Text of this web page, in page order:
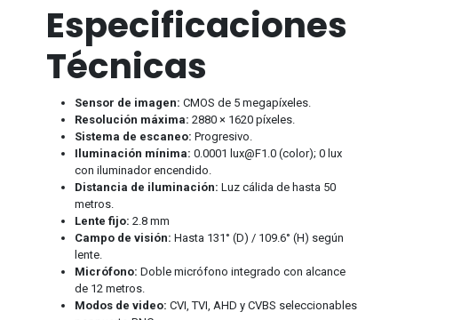
Especificaciones
Técnicas
Sensor de imagen: CMOS de 5 megapíxeles.
Resolución máxima: 2880 × 1620 píxeles.
Sistema de escaneo: Progresivo.
Iluminación mínima: 0.0001 lux@F1.0 (color); 0 lux
con iluminador encendido.
Distancia de iluminación: Luz cálida de hasta 50
metros.
Lente fijo: 2.8 mm
Campo de visión: Hasta 131° (D) / 109.6° (H) según
lente.
Micrófono: Doble micrófono integrado con alcance
de 12 metros.
Modos de video: CVI, TVI, AHD y CVBS seleccionables